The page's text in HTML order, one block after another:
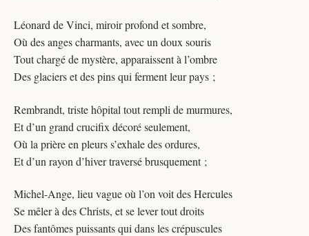
Léonard de Vinci, miroir profond et sombre,
Où des anges charmants, avec un doux souris
Tout chargé de mystère, apparaissent à l’ombre
Des glaciers et des pins qui ferment leur pays ;
Rembrandt, triste hôpital tout rempli de murmures,
Et d’un grand crucifix décoré seulement,
Où la prière en pleurs s’exhale des ordures,
Et d’un rayon d’hiver traversé brusquement ;
Michel-Ange, lieu vague où l’on voit des Hercules
Se mêler à des Christs, et se lever tout droits
Des fantômes puissants qui dans les crépuscules